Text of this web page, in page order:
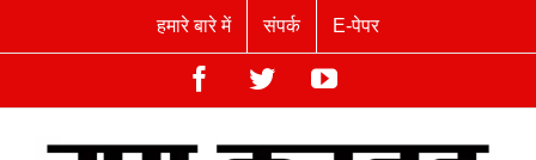
हमारे बारे में संपर्क E-पेपर
Facebook
TwitterYouTube